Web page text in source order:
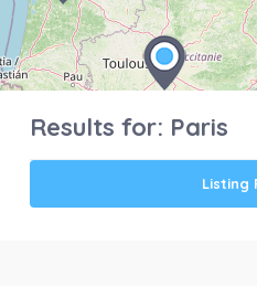
Results for: Paris
Listing